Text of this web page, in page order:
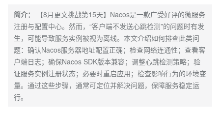
简介：
【8月更文挑战第15天】Nacos是一款广受好评的微服务
注册与配置中心。然而，“客户端不发送心跳检测”的问题时有发
生，可能导致服务实例被视为离线。本文介绍如何排查此类问
题：确认Nacos服务器地址配置正确；检查网络连通性；查看客
户端日志；确保Nacos SDK版本兼容；调整心跳检测策略；验
证服务实例注册状态；必要时重启应用；检查影响行为的环境变
量。通过这些步骤，通常可定位并解决问题，保障服务稳定运
行。